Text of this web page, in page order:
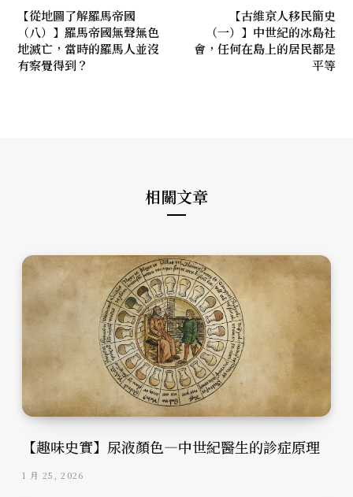
【從地圖了解羅馬帝國
（八）】羅馬帝國無聲無色
地滅亡，當時的羅馬人並沒
有察覺得到？
【古維京人移民簡史
（一）】中世紀的冰島社
會，任何在島上的居民都是
平等
相關文章
【趣味史實】尿液顏色—中世紀醫生的診症原理
1 月 25, 2026